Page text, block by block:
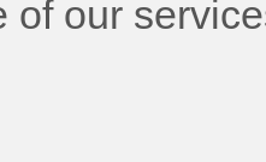
of our